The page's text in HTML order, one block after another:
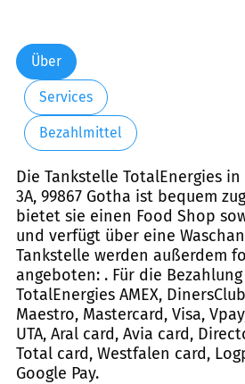
Über
Services
Bezahlmittel
Die Tankstelle TotalEnergies
3A, 99867 Gotha ist bequem
bietet sie einen Food Shop
und verfügt über eine
Tankstelle werden außerdem
angeboten: . Für die
TotalEnergies AMEX,
Maestro, Mastercard, Visa,
UTA, Aral card, Avia card,
Total card, Westfalen card,
Google Pay.